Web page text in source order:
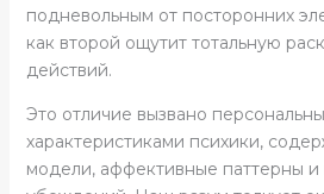
подневольным от посторонних
как второй ощутит тотальную
действий.
Это отличие вызвано
характеристиками психики,
модели, аффективные паттерны и